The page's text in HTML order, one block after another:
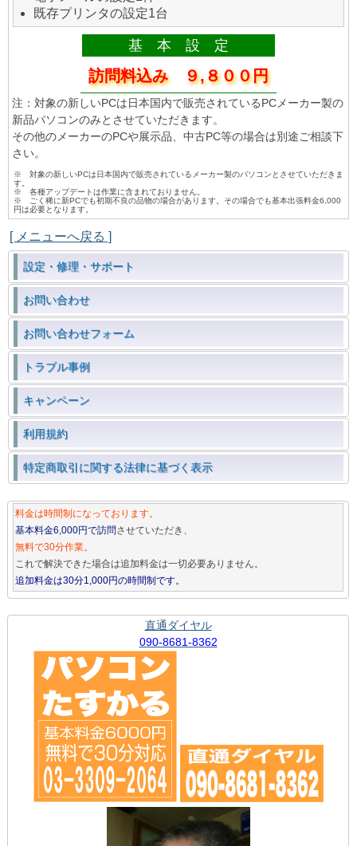
既存プリンタの設定1台
基 本 設 定
訪問料込み ９,８００円
注：対象の新しいPCは日本国内で販売されているPCメーカー製の
新品パソコンのみとさせていただきます。
その他のメーカーのPCや展示品、中古PC等の場合は別途ご相談下
さい。
※ 対象の新しいPCは日本国内で販売されているメーカー製のパソコンとさせていただきま
す。
※ 各種アップデートは作業に含まれておりません。
※ ごく稀に新PCでも初期不良の品物の場合があります。その場合でも基本出張料金6,000
円は必要となります。
[ メニューへ戻る ]
設定・修理・サポート
お問い合わせ
お問い合わせフォーム
トラブル事例
キャンペーン
利用規約
特定商取引に関する法律に基づく表示
料金は時間制になっております。
基本料金6,000円で訪問させていただき、
無料で30分作業。
これで解決できた場合は追加料金は一切必要ありません。
追加料金は30分1,000円の時間制です。
直通ダイヤル
090-8681-8362